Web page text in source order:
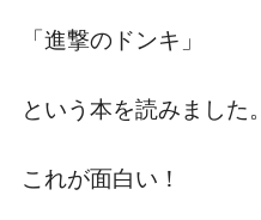
「進撃のドンキ」
という本を読みました。
これが面白い！